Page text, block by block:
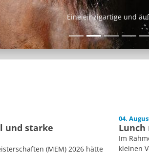
Eine einzigartige und äußerst
und starke
(MEM) 2026 hätte
04.
Lunch
Im
kleinen